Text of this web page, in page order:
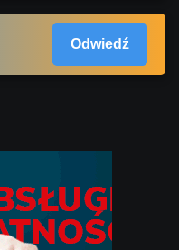
Odwiedź